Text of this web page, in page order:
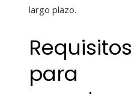
largo plazo.
Requisitos
para